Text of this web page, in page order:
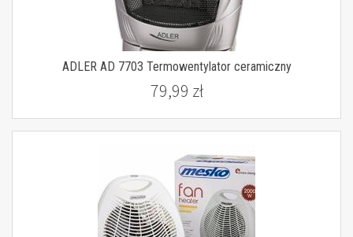
ADLER AD 7703 Termowentylator ceramiczny
79,99 zł